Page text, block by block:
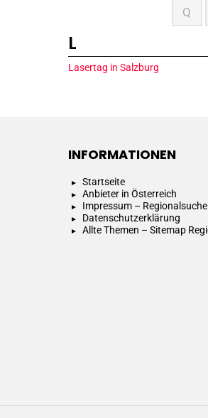
Q
L
Lasertag in Salzburg
INFORMATIONEN
Startseite
Anbieter in Österreich
Impressum –
Datenschutzerklärung
Allte Themen – Sitemap